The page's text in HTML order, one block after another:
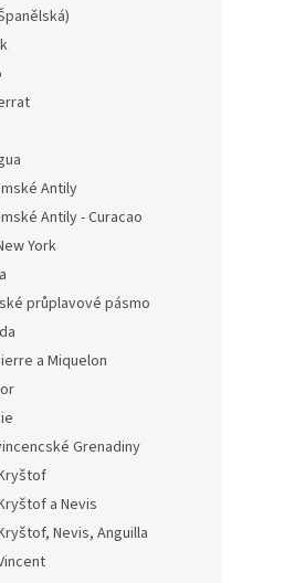
Antily
Antily - Curacao
York
průplavové pásmo
a Miquelon
Grenadiny
a Nevis
Nevis, Anguilla